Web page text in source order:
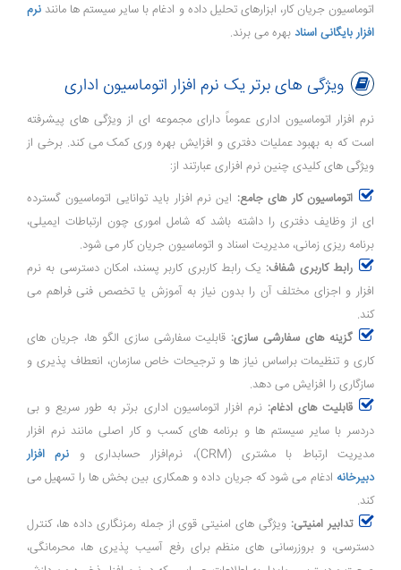
اتوماسیون جریان کار، ابزارهای تحلیل داده و ادغام با سایر سیستم ها مانند نرم
افزار بایگانی اسناد بهره می ‌برند.
ویژگی های برتر یک نرم افزار اتوماسیون اداری
نرم ‌افزار اتوماسیون اداری عموماً دارای مجموعه ‌ای از ویژگی‌ های پیشرفته
است که به بهبود عملیات دفتری و افزایش بهره ‌وری کمک می‌ کند. برخی از
ویژگی‌ های کلیدی چنین نرم ‌افزاری عبارتند از:
اتوماسیون کار های جامع: این نرم ‌افزار باید توانایی اتوماسیون گسترده‌
ای از وظایف دفتری را داشته باشد که شامل اموری چون ارتباطات ایمیلی،
برنامه ‌ریزی زمانی، مدیریت اسناد و اتوماسیون جریان کار می‌ شود.
رابط کاربری شفاف: یک رابط کاربری کاربر پسند، امکان دسترسی به نرم
‌افزار و اجزای مختلف آن را بدون نیاز به آموزش یا تخصص فنی فراهم می
‌کند.
گزینه‌ های سفارشی‌ سازی: قابلیت سفارشی ‌سازی الگو ها، جریان‌ های
کاری و تنظیمات براساس نیاز ها و ترجیحات خاص سازمان، انعطاف ‌پذیری و
سازگاری را افزایش می ‌دهد.
قابلیت‌ های ادغام: نرم ‌افزار اتوماسیون اداری برتر به طور سریع و بی‌
دردسر با سایر سیستم ‌ها و برنامه‌ های کسب ‌و کار اصلی مانند نرم‌ افزار
مدیریت ارتباط با مشتری (CRM)، نرم‌افزار حسابداری و
نرم افزار
دبیرخانه ادغام می ‌شود که جریان داده و همکاری بین بخش ‌ها را تسهیل می
‌کند.
تدابیر امنیتی: ویژگی ‌های امنیتی قوی از جمله رمزنگاری داده ‌ها، کنترل
دسترسی، و بروزرسانی ‌های منظم برای رفع آسیب‌ پذیری ‌ها، محرمانگی،